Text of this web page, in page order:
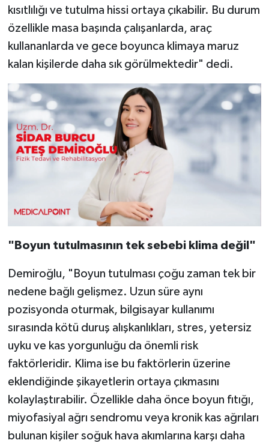
kısıtlılığı ve tutulma hissi ortaya çıkabilir. Bu durum
özellikle masa başında çalışanlarda, araç
kullananlarda ve gece boyunca klimaya maruz
kalan kişilerde daha sık görülmektedir" dedi.
"Boyun tutulmasının tek sebebi klima değil"
Demiroğlu, "Boyun tutulması çoğu zaman tek bir
nedene bağlı gelişmez. Uzun süre aynı
pozisyonda oturmak, bilgisayar kullanımı
sırasında kötü duruş alışkanlıkları, stres, yetersiz
uyku ve kas yorgunluğu da önemli risk
faktörleridir. Klima ise bu faktörlerin üzerine
eklendiğinde şikayetlerin ortaya çıkmasını
kolaylaştırabilir. Özellikle daha önce boyun fıtığı,
miyofasiyal ağrı sendromu veya kronik kas ağrıları
bulunan kişiler soğuk hava akımlarına karşı daha